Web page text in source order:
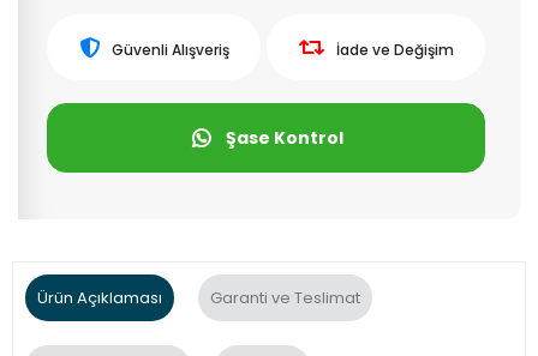
Güvenli Alışveriş İade ve Değişim
Şase Kontrol
Ürün Açıklaması Garanti ve Teslimat